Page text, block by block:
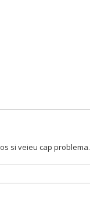
si veieu cap problema.